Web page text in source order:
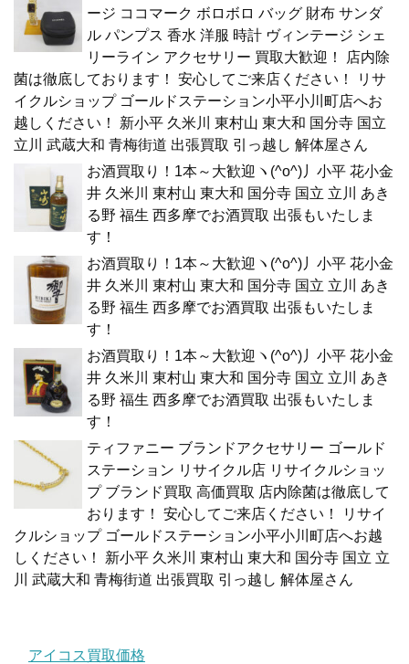
ージ ココマーク ボロボロ バッグ 財布 サンダ
ル パンプス 香水 洋服 時計 ヴィンテージ シェ
リーライン アクセサリー 買取大歓迎！ 店内除
菌は徹底しております！ 安心してご来店ください！ リサ
イクルショップ ゴールドステーション小平小川町店へお
越しください！ 新小平 久米川 東村山 東大和 国分寺 国立
立川 武蔵大和 青梅街道 出張買取 引っ越し 解体屋さん
お酒買取り！1本～大歓迎ヽ(^o^)丿小平 花小金
井 久米川 東村山 東大和 国分寺 国立 立川 あき
る野 福生 西多摩でお酒買取 出張もいたしま
す！
お酒買取り！1本～大歓迎ヽ(^o^)丿小平 花小金
井 久米川 東村山 東大和 国分寺 国立 立川 あき
る野 福生 西多摩でお酒買取 出張もいたしま
す！
お酒買取り！1本～大歓迎ヽ(^o^)丿小平 花小金
井 久米川 東村山 東大和 国分寺 国立 立川 あき
る野 福生 西多摩でお酒買取 出張もいたしま
す！
ティファニー ブランドアクセサリー ゴールド
ステーション リサイクル店 リサイクルショッ
プ ブランド買取 高価買取 店内除菌は徹底して
おります！ 安心してご来店ください！ リサイ
クルショップ ゴールドステーション小平小川町店へお越
しください！ 新小平 久米川 東村山 東大和 国分寺 国立 立
川 武蔵大和 青梅街道 出張買取 引っ越し 解体屋さん
アイコス買取価格